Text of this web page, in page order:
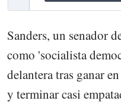
Sanders, un senador
como 'socialista
delantera tras ganar
y terminar casi